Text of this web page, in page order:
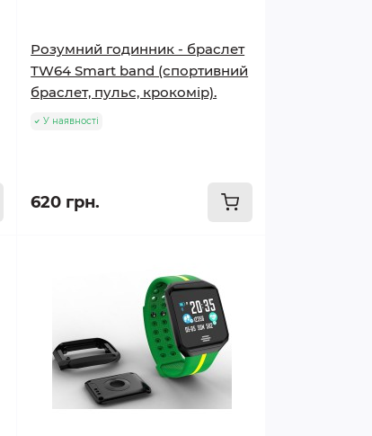
Розумний годинник - браслет
TW64 Smart band (спортивний
браслет, пульс, крокомір).
У наявності
620 грн.